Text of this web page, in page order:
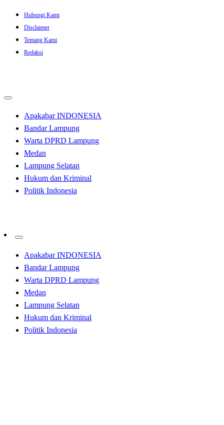
Skip
content
Hubungi Kami
Disclaimer
Tentang Kami
Redaksi
Apakabar INDONESIA
Bandar Lampung
Warta DPRD Lampung
Medan
Lampung Selatan
Hukum dan Kriminal
Politik Indonesia
Apakabar INDONESIA
Bandar Lampung
Warta DPRD Lampung
Medan
Lampung Selatan
Hukum dan Kriminal
Politik Indonesia